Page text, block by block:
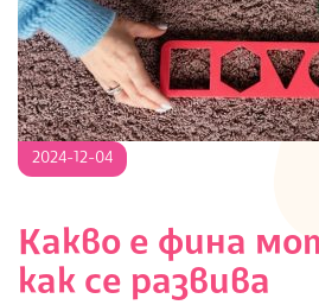
2024-
2024-12-04
Какво е фина
как се развива